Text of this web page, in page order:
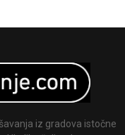
iz gradova istočne